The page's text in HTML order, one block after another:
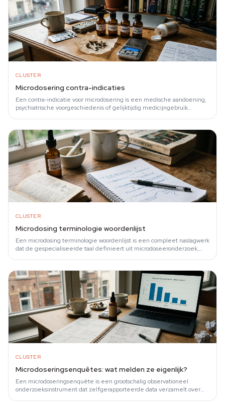
CLUSTER
Microdosering contra-indicaties
Een contra-indicatie voor microdosering is een medische aandoening,
psychiatrische voorgeschiedenis of gelijktijdig medicijngebruik
CLUSTER
Microdosing terminologie woordenlijst
Een microdosing terminologie woordenlijst is een compleet naslagwerk
dat de gespecialiseerde taal definieert uit microdoseeronderzoek,
CLUSTER
Microdoseringsenquêtes: wat melden ze eigenlijk?
Een microdoseringsenquête is een grootschalig observationeel
onderzoeksinstrument dat zelfgerapporteerde data verzamelt over